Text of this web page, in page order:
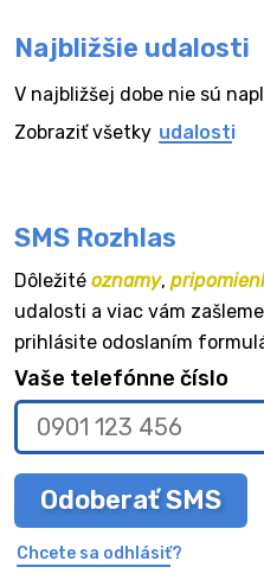
Najbližšie udalosti
V najbližšej dobe nie sú
Zobraziť všetky udalosti
SMS Rozhlas
Dôležité oznamy,
udalosti a viac vám zašleme
prihlásite odoslaním
Vaše telefónne číslo
Odoberať SMS
Chcete sa odhlásiť?